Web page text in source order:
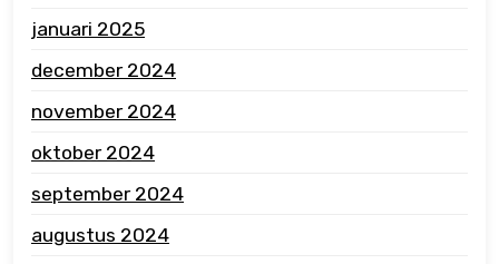
januari 2025
december 2024
november 2024
oktober 2024
september 2024
augustus 2024